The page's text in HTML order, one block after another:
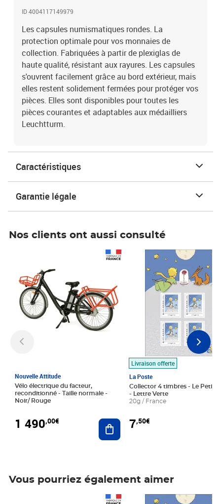
ID 4004117149979
Les capsules numismatiques rondes. La
protection optimale pour vos monnaies de
collection. Fabriquées à partir de plexiglas de
haute qualité, résistant aux rayures. Les capsules
s'ouvrent facilement grâce au bord extérieur, mais
elles restent solidement fermées pour protéger vos
pièces. Elles sont disponibles pour toutes les
pièces courantes et adaptables aux médailliers
Leuchtturm.
Caractéristiques
Garantie légale
Nos clients ont aussi consulté
Nouvelle Attitude
Vélo électrique du facteur,
reconditionné - Taille normale -
Noir/ Rouge
1 490,00€ Ajouter au panier
Livraison offerte
La Poste
Collector 4 timbres - Le Petit
- Lettre Verte
20g / France
7,50€
Prix 7,50€
Vous pourriez également aimer
Prix 7,50€